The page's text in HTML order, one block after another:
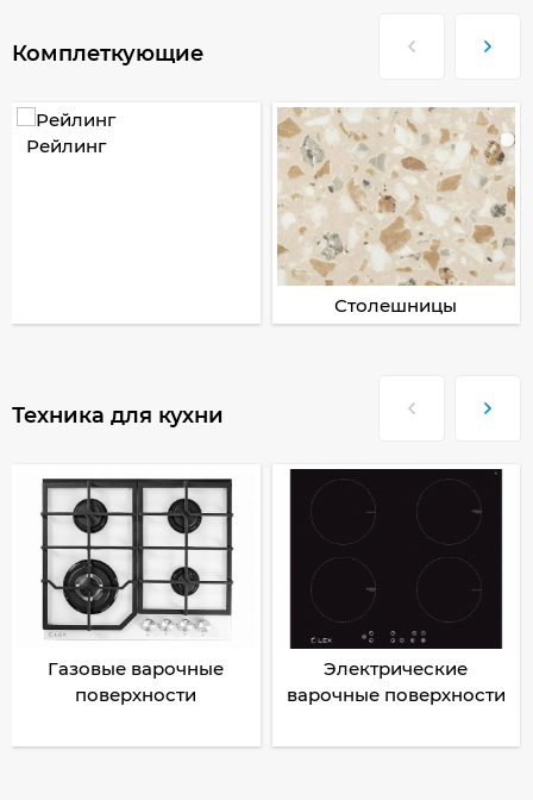
Комплеткующие
Рейлинг
Столешницы
Техника для кухни
Газовые варочные
поверхности
Электрические
варочные поверхности